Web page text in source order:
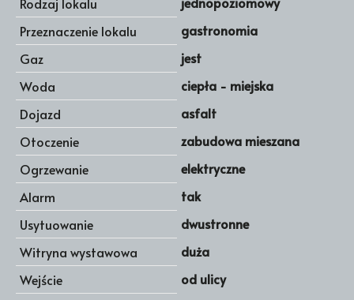
Przeznaczenie lokalu
gastronomia
Gaz
jest
Woda
ciepła - miejska
Dojazd
asfalt
Otoczenie
zabudowa mieszana
Ogrzewanie
elektryczne
Alarm
tak
Usytuowanie
dwustronne
Witryna wystawowa
duża
Wejście
od ulicy